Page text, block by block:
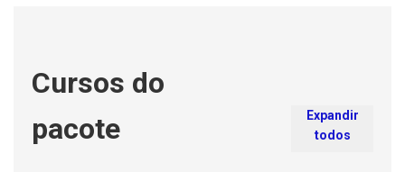
Cursos do
pacote
Expandir
todos